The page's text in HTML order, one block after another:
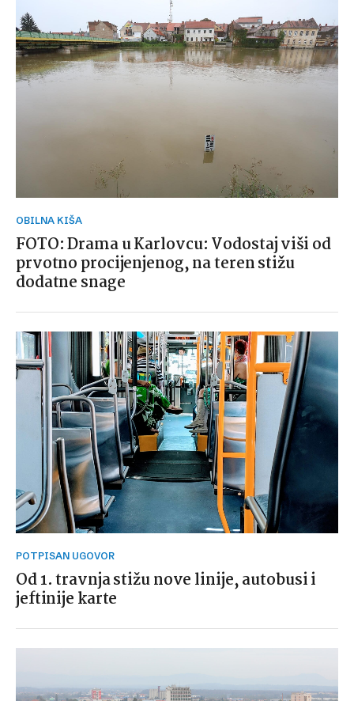
OBILNA KIŠA
FOTO: Drama u Karlovcu: Vodostaj viši od
prvotno procijenjenog, na teren stižu
dodatne snage
POTPISAN UGOVOR
Od 1. travnja stižu nove linije, autobusi i
jeftinije karte